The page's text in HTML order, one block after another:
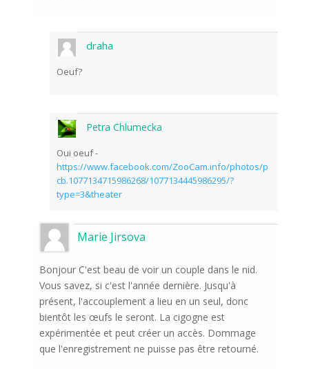
draha
Oeuf?
Petra Chlumecka
Oui oeuf -
https://www.facebook.com/ZooCam.info/photos/p
cb.1077134715986268/1077134445986295/?
type=3&theater
Marie Jirsova
Bonjour C'est beau de voir un couple dans le nid.
Vous savez, si c'est l'année dernière. Jusqu'à
présent, l'accouplement a lieu en un seul, donc
bientôt les œufs le seront. La cigogne est
expérimentée et peut créer un accès. Dommage
que l'enregistrement ne puisse pas être retourné.